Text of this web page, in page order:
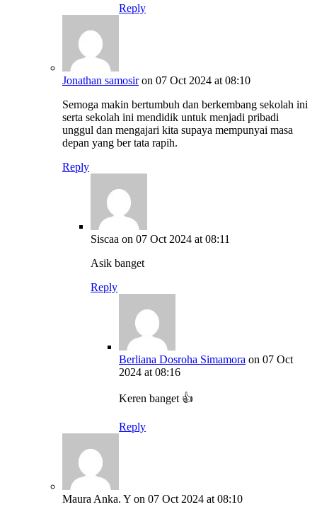
Reply
Jonathan samosir on 07 Oct 2024 at 08:10
Semoga makin bertumbuh dan berkembang sekolah ini
serta sekolah ini mendidik untuk menjadi pribadi
unggul dan mengajari kita supaya mempunyai masa
depan yang ber tata rapih.
Reply
Siscaa on 07 Oct 2024 at 08:11
Asik banget
Reply
Berliana Dosroha Simamora on 07 Oct
2024 at 08:16
Keren banget 👍
Reply
Maura Anka. Y on 07 Oct 2024 at 08:10